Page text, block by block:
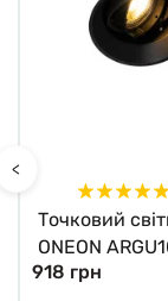
<
Точковий
ONEON
Zuma Line
918 грн